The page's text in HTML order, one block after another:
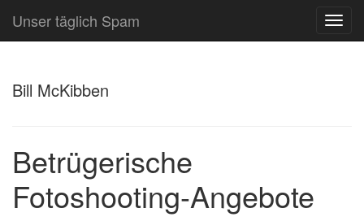
Unser täglich Spam
Bill McKibben
Betrügerische
Fotoshooting-Angebote